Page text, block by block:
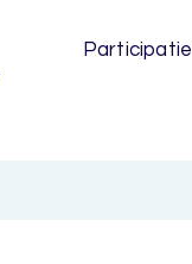
Participatie